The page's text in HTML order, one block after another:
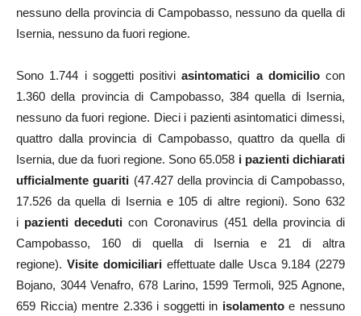
nessuno della provincia di Campobasso, nessuno da quella di
Isernia, nessuno da fuori regione.
Sono 1.744 i soggetti positivi asintomatici a domiciliocon
1.360 della provincia di Campobasso, 384 quella di Isernia,
nessuno da fuori regione. Dieci i pazienti asintomatici dimessi,
quattro dalla provincia di Campobasso, quattro da quella di
Isernia, due da fuori regione. Sono 65.058 i pazienti dichiarati
ufficialmente guariti (47.427 della provincia di Campobasso,
17.526 da quella di Isernia e 105 di altre regioni). Sono 632
i pazienti deceduti con Coronavirus (451 della provincia di
Campobasso, 160 di quella di Isernia e 21 di altra
regione). Visite domiciliarieffettuate dalle Usca 9.184 (2279
Bojano, 3044 Venafro, 678 Larino, 1599 Termoli, 925 Agnone,
659 Riccia) mentre 2.336 i soggetti in isolamentoe nessuno